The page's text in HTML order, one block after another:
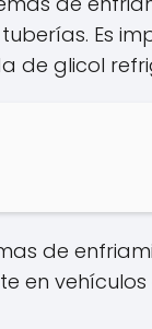
Es
de glicol
de
en